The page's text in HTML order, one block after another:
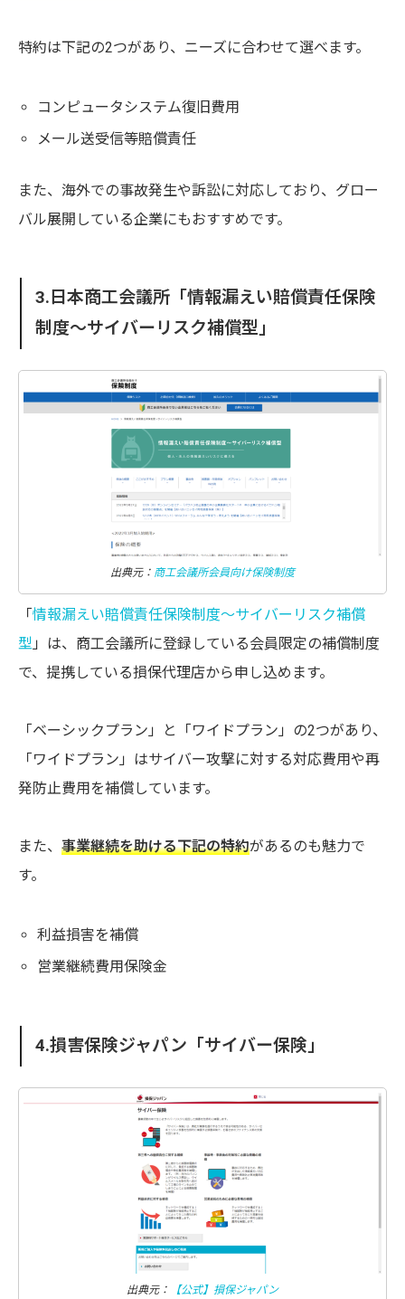
特約は下記の2つがあり、ニーズに合わせて選べます。
コンピュータシステム復旧費用
メール送受信等賠償責任
また、海外での事故発生や訴訟に対応しており、グロー
バル展開している企業にもおすすめです。
3.日本商工会議所「情報漏えい賠償責任保険
制度～サイバーリスク補償型」
出典元： 商工会議所会員向け保険制度
「 情報漏えい賠償責任保険制度〜サイバーリスク補償
型 」は、商工会議所に登録している会員限定の補償制度
で、提携している損保代理店から申し込めます。
「ベーシックプラン」と「ワイドプラン」の2つがあり、
「ワイドプラン」はサイバー攻撃に対する対応費用や再
発防止費用を補償しています。
また、 事業継続を助ける下記の特約があるのも魅力で
す。
利益損害を補償
営業継続費用保険金
4.損害保険ジャパン「サイバー保険」
出典元： 【公式】損保ジャパン